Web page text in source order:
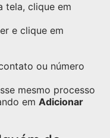
tela, clique em
e clique em
ou número
mesmo processo
em Adicionar